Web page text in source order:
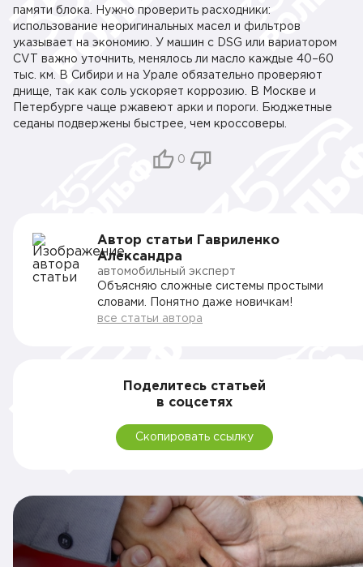
памяти блока. Нужно проверить расходники:
использование неоригинальных масел и фильтров
указывает на экономию. У машин с DSG или вариатором
CVT важно уточнить, менялось ли масло каждые 40–60
тыс. км. В Сибири и на Урале обязательно проверяют
днище, так как соль ускоряет коррозию. В Москве и
Петербурге чаще ржавеют арки и пороги. Бюджетные
седаны подвержены быстрее, чем кроссоверы.
0
Автор статьи Гавриленко
Александра
автомобильный эксперт
Объясняю сложные системы простыми
словами. Понятно даже новичкам!
все статьи автора
Поделитесь статьей
в соцсетях
Скопировать ссылку